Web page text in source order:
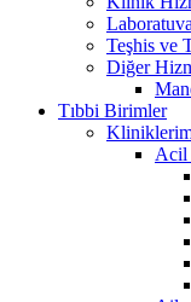
Teşhis ve
Diğer
Tıbbi Birimler
Acil